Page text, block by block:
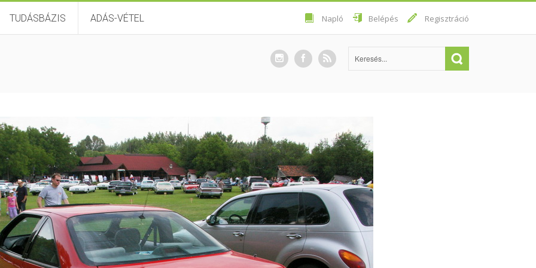
TUDÁSBÁZIS ADÁS-VÉTEL Napló Belépés Regisztráció